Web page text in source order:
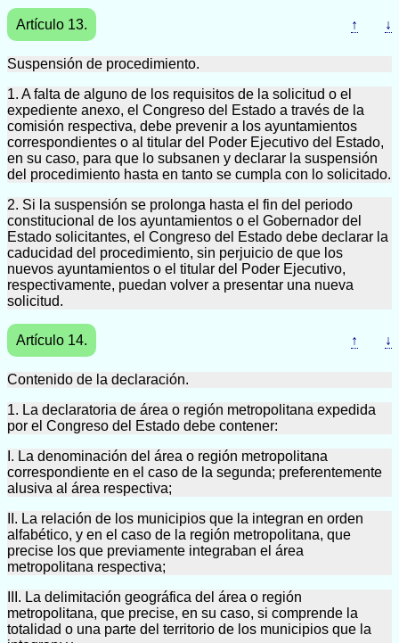
Artículo 13. ↑ ↓
Suspensión de procedimiento.
1. A falta de alguno de los requisitos de la solicitud o el
expediente anexo, el Congreso del Estado a través de la
comisión respectiva, debe prevenir a los ayuntamientos
correspondientes o al titular del Poder Ejecutivo del Estado,
en su caso, para que lo subsanen y declarar la suspensión
del procedimiento hasta en tanto se cumpla con lo solicitado.
2. Si la suspensión se prolonga hasta el fin del periodo
constitucional de los ayuntamientos o el Gobernador del
Estado solicitantes, el Congreso del Estado debe declarar la
caducidad del procedimiento, sin perjuicio de que los
nuevos ayuntamientos o el titular del Poder Ejecutivo,
respectivamente, puedan volver a presentar una nueva
solicitud.
Artículo 14. ↑ ↓
Contenido de la declaración.
1. La declaratoria de área o región metropolitana expedida
por el Congreso del Estado debe contener:
I. La denominación del área o región metropolitana
correspondiente en el caso de la segunda; preferentemente
alusiva al área respectiva;
II. La relación de los municipios que la integran en orden
alfabético, y en el caso de la región metropolitana, que
precise los que previamente integraban el área
metropolitana respectiva;
III. La delimitación geográfica del área o región
metropolitana, que precise, en su caso, si comprende la
totalidad o una parte del territorio de los municipios que la